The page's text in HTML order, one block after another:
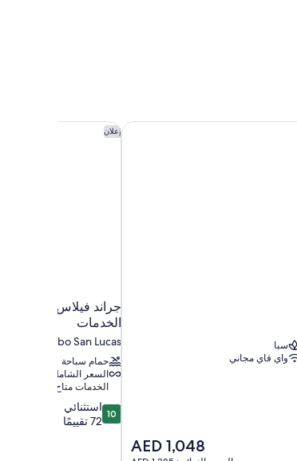
سبا
واي فاي مجاني
السعر
الحالي
AED 1,048
إعلان
جراند فيلاس بوتيك
الخدمات
Cabo San Lucas
حمام سباحة
السعر الشامل لجميع
الخدمات متاح
10.0
من
10 استثنائي
72 تقييمًا
جراند فيلاس بوتيك